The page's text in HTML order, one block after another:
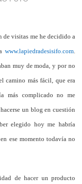
de visitas me he decidido a
www.lapiedradesisifo.com
muy de moda, y por no
camino más fácil, que era
más complicado no me
un blog en cuestión
elegido hoy me habría
ese momento todavía no
de hacer un producto